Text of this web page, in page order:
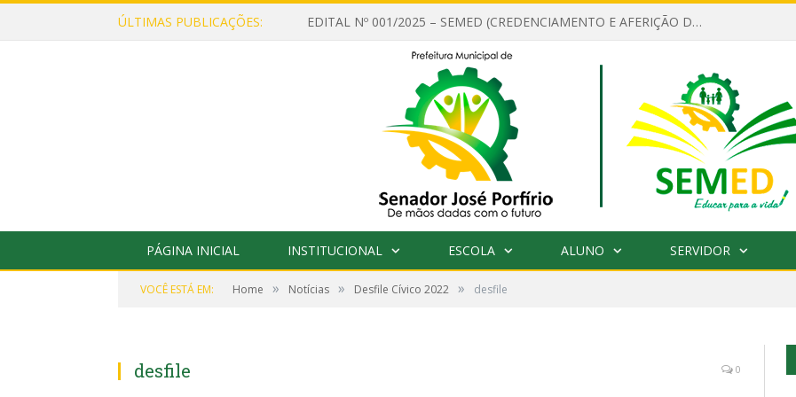
ÚLTIMAS PUBLICAÇÕES: EDITAL Nº 001/2025 – SEMED (CREDENCIAMENTO E AFERIÇÃO DE CRITÉRIOS TÉCNICOS DE MÉRITO E DESEMPENHO PARA PROVIMENTO DO CARGO OU FUNÇÃO DE GESTOR ESCOLAR DAS UNIDADES DE ENSINO DA REDE MUNICIPAL DE SENADOR JO)
PÁGINA INICIAL INSTITUCIONAL ESCOLA ALUNO SERVIDOR
VOCÊ ESTÁ EM: Home » Notícias » Desfile Cívico 2022 » desfile
desfile 0